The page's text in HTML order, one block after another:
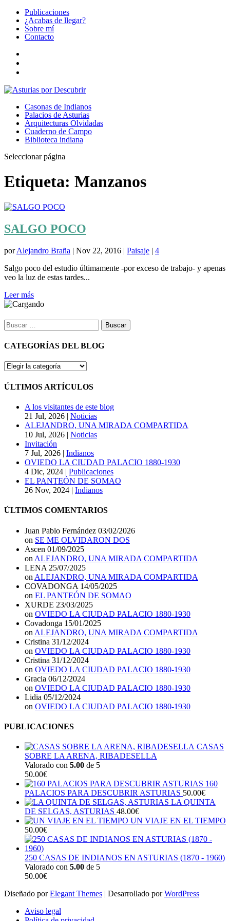
Publicaciones
¿Acabas de llegar?
Sobre mí
Contacto
Casonas de Indianos
Palacios de Asturias
Arquitecturas Olvidadas
Cuaderno de Campo
Biblioteca indiana
Seleccionar página
Etiqueta: Manzanos
SALGO POCO
porAlejandro Braña | Nov 22, 2016 | Paisaje | 4
Salgo poco del estudio últimamente -por exceso de trabajo- y apenas
veo la luz de estas tardes...
Leer más
Buscar:
CATEGORÍAS DEL BLOG
CATEGORÍAS
BLOG
ÚLTIMOS ARTÍCULOS
A los visitantes de este blog
21 Jul, 2026 | Noticias
ALEJANDRO, UNA MIRADA COMPARTIDA
10 Jul, 2026 | Noticias
Invitación
7 Jul, 2026 | Indianos
OVIEDO LA CIUDAD PALACIO 1880-1930
4 Dic, 2024 | Publicaciones
EL PANTEÓN DE SOMAO
26 Nov, 2024 | Indianos
ÚLTIMOS COMENTARIOS
Juan Pablo Fernández 03/02/2026
on SE ME OLVIDARON DOS
Ascen 01/09/2025
on ALEJANDRO, UNA MIRADA COMPARTIDA
LENA 25/07/2025
on ALEJANDRO, UNA MIRADA COMPARTIDA
COVADONGA 14/05/2025
on EL PANTEÓN DE SOMAO
XURDE 23/03/2025
on OVIEDO LA CIUDAD PALACIO 1880-1930
Covadonga 15/01/2025
on ALEJANDRO, UNA MIRADA COMPARTIDA
Cristina 31/12/2024
on OVIEDO LA CIUDAD PALACIO 1880-1930
Cristina 31/12/2024
on OVIEDO LA CIUDAD PALACIO 1880-1930
Gracia 06/12/2024
on OVIEDO LA CIUDAD PALACIO 1880-1930
Lidia 05/12/2024
on OVIEDO LA CIUDAD PALACIO 1880-1930
PUBLICACIONES
CASAS
SOBRE LA ARENA, RIBADESELLA
Valorado con 5.00 de 5
50.00€
160
PALACIOS PARA DESCUBRIR ASTURIAS 50.00€
LA QUINTA
DE SELGAS, ASTURIAS 48.00€
UN VIAJE EN EL TIEMPO
50.00€
250 CASAS DE INDIANOS EN ASTURIAS (1870 - 1960)
Valorado con 5.00 de 5
50.00€
Diseñado porElegant Themes | Desarrollado porWordPress
Aviso legal